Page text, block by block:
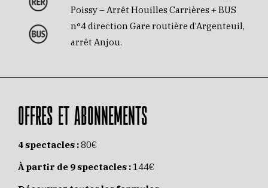
Poissy – Arrêt Houilles Carrières + BUS
n°4 direction Gare routière d’Argenteuil,
arrêt Anjou.
OFFRES ET ABONNEMENTS
4 spectacles :80€
À partir de 9 spectacles : 144€